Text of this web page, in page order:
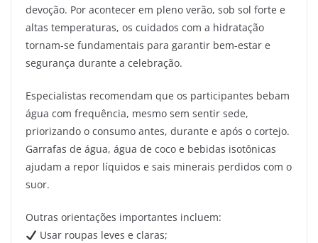
devoção. Por acontecer em pleno verão, sob sol forte e
altas temperaturas, os cuidados com a hidratação
tornam-se fundamentais para garantir bem-estar e
segurança durante a celebração.
Especialistas recomendam que os participantes bebam
água com frequência, mesmo sem sentir sede,
priorizando o consumo antes, durante e após o cortejo.
Garrafas de água, água de coco e bebidas isotônicas
ajudam a repor líquidos e sais minerais perdidos com o
suor.
Outras orientações importantes incluem:
Usar roupas leves e claras;